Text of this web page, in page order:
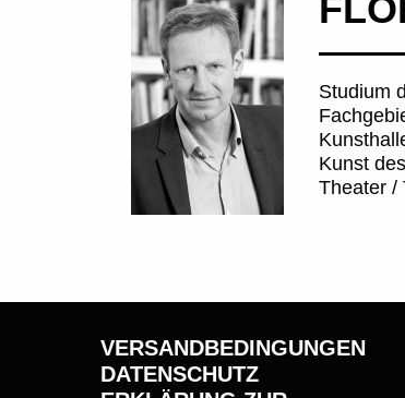
Studium
Kunst
Theater /
VERSANDBEDINGUNGEN
DATENSCHUTZ